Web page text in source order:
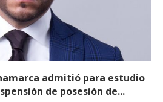
la Nueva EPS: propuesta de
de Salud...